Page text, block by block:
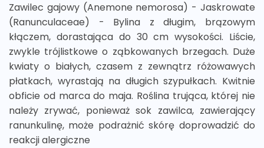
Zawilec gajowy (Anemone nemorosa) - Jaskrowate
(Ranunculaceae) - Bylina z długim, brązowym
kłączem, dorastająca do 30 cm wysokości. Liście,
zwykle trójlistkowe o ząbkowanych brzegach. Duże
kwiaty o białych, czasem z zewnątrz różowawych
płatkach, wyrastają na długich szypułkach. Kwitnie
obficie od marca do maja. Roślina trująca, której nie
należy zrywać, ponieważ sok zawilca, zawierający
ranunkulinę, może podrażnić skórę doprowadzić do
reakcji alergiczne